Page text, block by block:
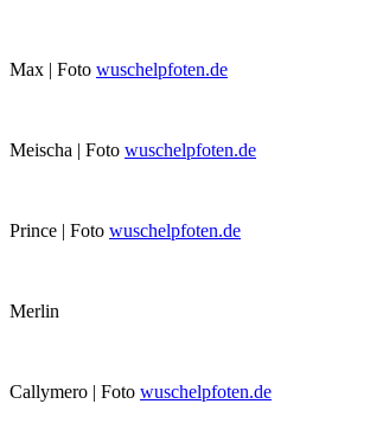
Max | Foto wuschelpfoten.de
Meischa | Foto wuschelpfoten.de
Prince | Foto wuschelpfoten.de
Merlin
Callymero | Foto wuschelpfoten.de